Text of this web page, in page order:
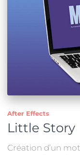
After Effects
Little Story
Création d’un